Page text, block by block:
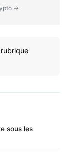
→
sous les